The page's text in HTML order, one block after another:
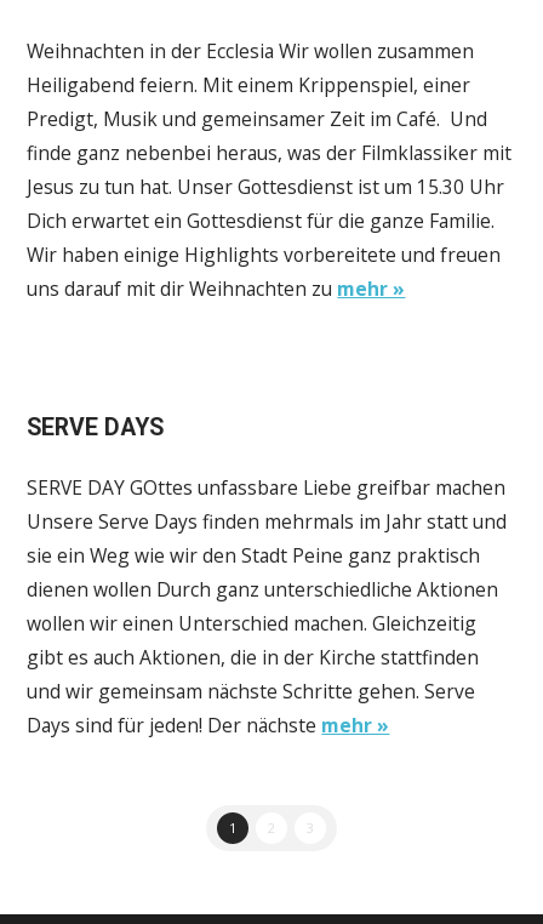
Weihnachten in der Ecclesia Wir wollen zusammen
Heiligabend feiern. Mit einem Krippenspiel, einer
Predigt, Musik und gemeinsamer Zeit im Café. Und
finde ganz nebenbei heraus, was der Filmklassiker mit
Jesus zu tun hat. Unser Gottesdienst ist um 15.30 Uhr
Dich erwartet ein Gottesdienst für die ganze Familie.
Wir haben einige Highlights vorbereitete und freuen
uns darauf mit dir Weihnachten zu mehr »
SERVE DAYS
SERVE DAY GOttes unfassbare Liebe greifbar machen
Unsere Serve Days finden mehrmals im Jahr statt und
sie ein Weg wie wir den Stadt Peine ganz praktisch
dienen wollen Durch ganz unterschiedliche Aktionen
wollen wir einen Unterschied machen. Gleichzeitig
gibt es auch Aktionen, die in der Kirche stattfinden
und wir gemeinsam nächste Schritte gehen. Serve
Days sind für jeden! Der nächste mehr »
1 2 3